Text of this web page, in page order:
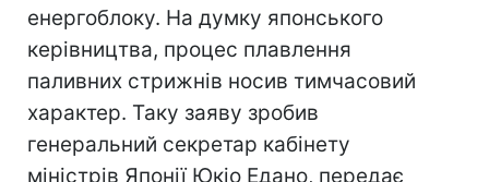
енергоблоку. На думку японського
керівництва, процес плавлення
паливних стрижнів носив тимчасовий
характер. Таку заяву зробив
генеральний секретар кабінету
міністрів Японії Юкіо Едано, передає